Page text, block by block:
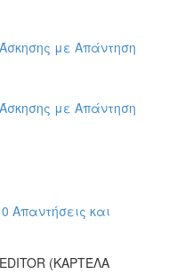
με Απάντηση
με Απάντηση
Απαντήσεις και
(ΚΑΡΤΈΛΑ